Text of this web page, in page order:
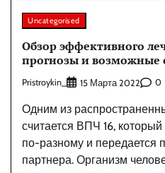
Uncategorised
Обзор эффективного
прогнозы и возможные
Pristroykin_ 15 Марта 2022 0
Одним из
считается ВПЧ 16,
по-разному и передается
партнера. Организм